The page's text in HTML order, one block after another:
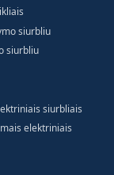
siurbliu
siurbliu
siurbliais
elektriniais